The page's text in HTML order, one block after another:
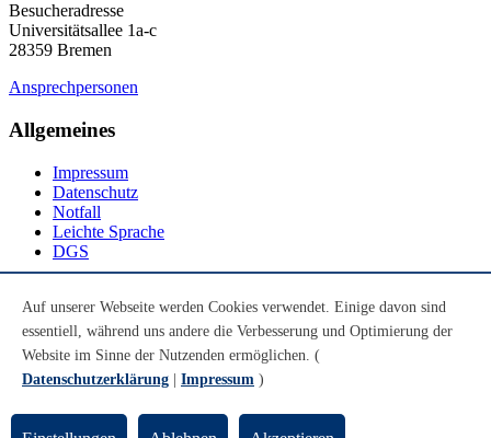
Besucheradresse
Universitätsallee 1a-c
28359 Bremen
Ansprechpersonen
Allgemeines
Impressum
Datenschutz
Notfall
Leichte Sprache
DGS
Youtube
Instagram
LinkedIn
© Universität Bremen 2026
Auf unserer Webseite werden Cookies verwendet. Einige davon sind
essentiell, während uns andere die Verbesserung und Optimierung der
Website im Sinne der Nutzenden ermöglichen. (
Datenschutzerklärung
Impressum )